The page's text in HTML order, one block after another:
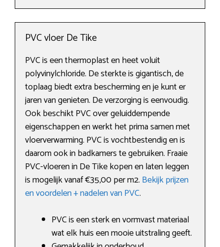
PVC vloer De Tike
PVC is een thermoplast en heet voluit
polyvinylchloride. De sterkte is gigantisch, de
toplaag biedt extra bescherming en je kunt er
jaren van genieten. De verzorging is eenvoudig.
Ook beschikt PVC over geluiddempende
eigenschappen en werkt het prima samen met
vloerverwarming. PVC is vochtbestendig en is
daarom ook in badkamers te gebruiken. Fraaie
PVC-vloeren in De Tike kopen en laten leggen
is mogelijk vanaf €35,00 per m2. Bekijk prijzen
en voordelen + nadelen van PVC.
PVC is een sterk en vormvast materiaal
wat elk huis een mooie uitstraling geeft.